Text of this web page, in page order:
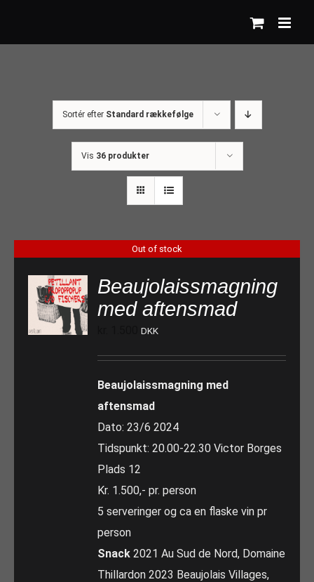
Sortér efter Standard rækkefølge
Vis 36 produkter
Out of stock
Beaujolaissmagning
med aftensmad
DKK
Beaujolaissmagning med
aftensmad
Dato: 23/6 2024
Tidspunkt: 20.00-22.30 Victor Borges
Plads 12
Kr. 1.500,- pr. person
5 serveringer og ca en flaske vin pr
person
Snack 2021 Au Sud de Nord, Domaine
Thillardon 2023 Beaujolais Villages,